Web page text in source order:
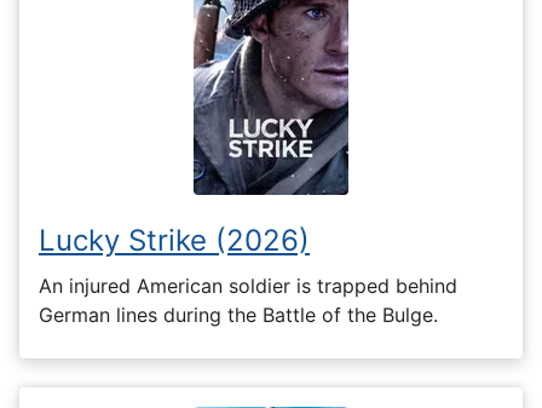
Lucky Strike (2026)
An injured American soldier is trapped behind
German lines during the Battle of the Bulge.